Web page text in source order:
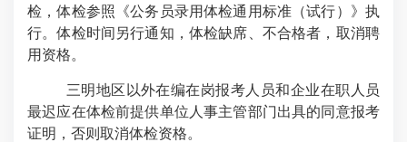
检，体检参照《公务员录用体检通用标准（试行）》执
行。体检时间另行通知，体检缺席、不合格者，取消聘
用资格。
三明地区以外在编在岗报考人员和企业在职人员
最迟应在体检前提供单位人事主管部门出具的同意报考
证明，否则取消体检资格。